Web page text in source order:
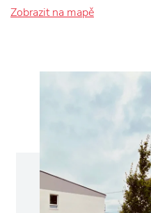
Zobrazit na mapě